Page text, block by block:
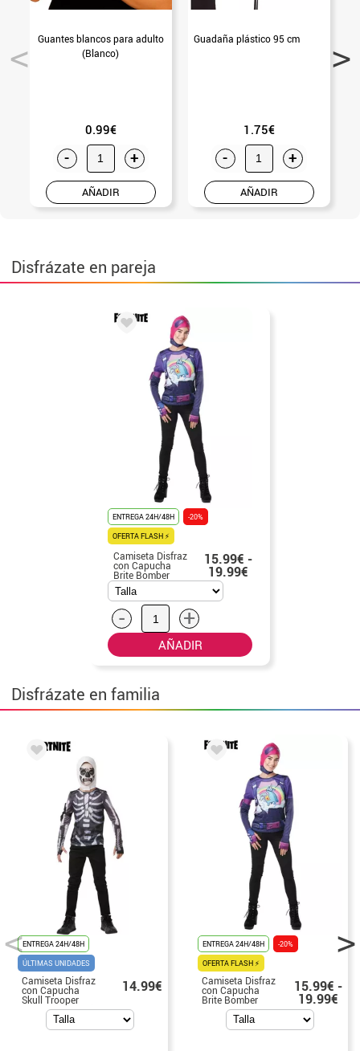
Guantes blancos para adulto
(Blanco)
0.99€
- +
AÑADIR
Guadaña plástico 95 cm
1.75€
- +
AÑADIR
Disfrázate en pareja
ENTREGA 24H/48H
-20%
OFERTA FLASH ⚡
Camiseta Disfraz
con Capucha
Brite Bomber
Fortnite para
mujer
15.99€ -
19.99€
- +
AÑADIR
Disfrázate en familia
ENTREGA 24H/48H
ÚLTIMAS UNIDADES
Camiseta Disfraz
con Capucha
Skull Trooper
Fortnite para niño
y adolescente
14.99€
ENTREGA 24H/48H
-20%
OFERTA FLASH ⚡
Camiseta Disfraz
con Capucha
Brite Bomber
Fortnite para
15.99€ -
19.99€